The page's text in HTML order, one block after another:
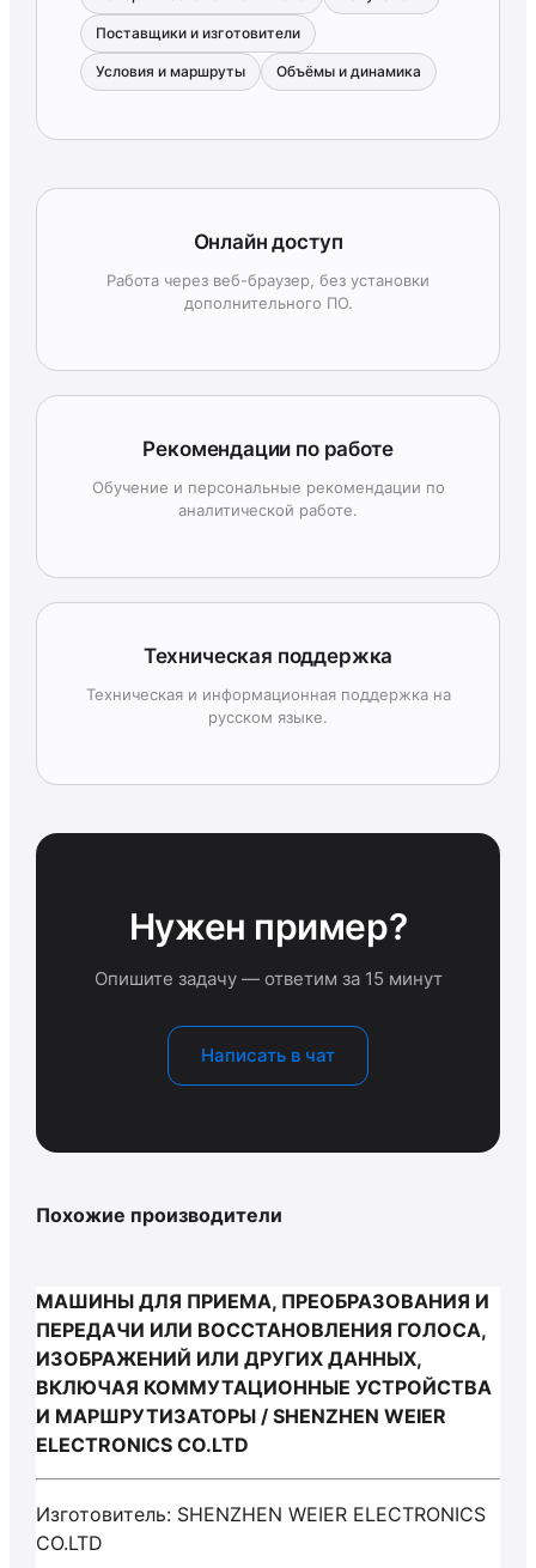
Поставщики и изготовители
Условия и маршруты Объёмы и динамика
Онлайн доступ
Работа через веб-браузер, без установки
дополнительного ПО.
Рекомендации по работе
Обучение и персональные рекомендации по
аналитической работе.
Техническая поддержка
Техническая и информационная поддержка на
русском языке.
Нужен пример?
Опишите задачу — ответим за 15 минут
Написать в чат
Похожие производители
МАШИНЫ ДЛЯ ПРИЕМА, ПРЕОБРАЗОВАНИЯ И
ПЕРЕДАЧИ ИЛИ ВОССТАНОВЛЕНИЯ ГОЛОСА,
ИЗОБРАЖЕНИЙ ИЛИ ДРУГИХ ДАННЫХ,
ВКЛЮЧАЯ КОММУТАЦИОННЫЕ УСТРОЙСТВА
И МАРШРУТИЗАТОРЫ / SHENZHEN WEIER
ELECTRONICS CO.LTD
Изготовитель: SHENZHEN WEIER ELECTRONICS
CO.LTD